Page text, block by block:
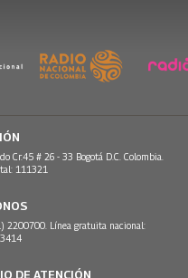
Cr.45 # 26 - 33 Bogotá D.C. Colombia.
111321
2200700. Línea gratuita nacional:
DE ATENCIÓN